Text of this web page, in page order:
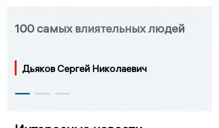
100 самых влиятельных людей
Дьяков Сергей Николаевич